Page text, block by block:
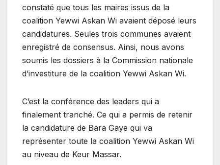
constaté que tous les maires issus de la
coalition Yewwi Askan Wi avaient déposé leurs
candidatures. Seules trois communes avaient
enregistré de consensus. Ainsi, nous avons
soumis les dossiers à la Commission nationale
d’investiture de la coalition Yewwi Askan Wi.
C’est la conférence des leaders qui a
finalement tranché. Ce qui a permis de retenir
la candidature de Bara Gaye qui va
représenter toute la coalition Yewwi Askan Wi
au niveau de Keur Massar.